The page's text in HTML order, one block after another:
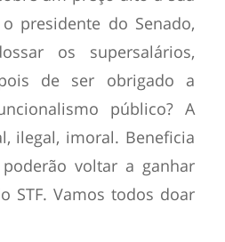
presidente do Senado,
os supersalários,
de ser obrigado a
público? A
ilegal, imoral. Beneficia
voltar a ganhar
STF. Vamos todos doar